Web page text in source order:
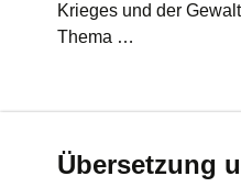
Krieges und der
Thema …
Übersetzung